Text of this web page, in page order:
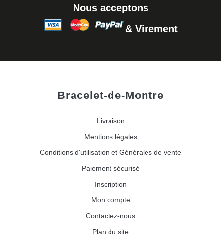
Nous acceptons
& Virement
Bracelet-de-Montre
Livraison
Mentions légales
Conditions d'utilisation et Générales de vente
Paiement sécurisé
Inscription
Mon compte
Contactez-nous
Plan du site